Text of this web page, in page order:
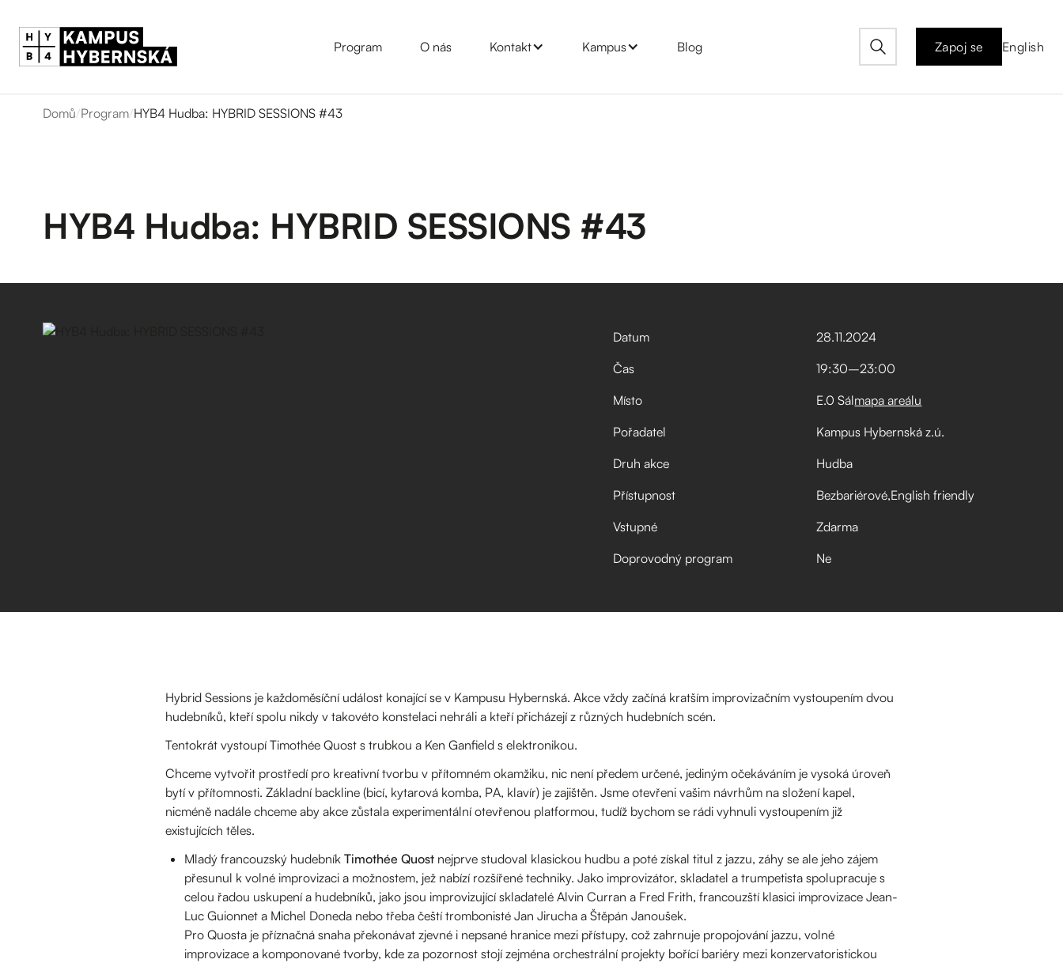
Program O nás Kontakt Kampus Blog Zapoj se English
Domů/Program/HYB4 Hudba: HYBRID SESSIONS #43
HYB4 Hudba: HYBRID SESSIONS #43
Datum 28.11.2024
Čas
19:30–⁠23:00
Místo
E.0 Sálmapa areálu
Pořadatel
Kampus Hybernská z.ú.
Druh akce
Hudba
Přístupnost
Bezbariérové English friendly
Vstupné
Zdarma
Doprovodný program
Ne
Hybrid Sessions je každoměsíční událost konající se v Kampusu Hybernská. Akce vždy začíná kratším improvizačním vystoupením dvou
hudebníků, kteří spolu nikdy v takovéto konstelaci nehráli a kteří přicházejí z různých hudebních scén.
Tentokrát vystoupí Timothée Quost s trubkou a Ken Ganfield s elektronikou.
Chceme vytvořit prostředí pro kreativní tvorbu v přítomném okamžiku, nic není předem určené, jediným očekáváním je vysoká úroveň
bytí v přítomnosti. Základní backline (bicí, kytarová komba, PA, klavír) je zajištěn. Jsme otevřeni vašim návrhům na složení kapel,
nicméně nadále chceme aby akce zůstala experimentální otevřenou platformou, tudíž bychom se rádi vyhnuli vystoupením již
existujících těles.
Mladý francouzský hudebník Timothée Quostnejprve studoval klasickou hudbu a poté získal titul z jazzu, záhy se ale jeho zájem
přesunul k volné improvizaci a možnostem, jež nabízí rozšířené techniky. Jako improvizátor, skladatel a trumpetista spolupracuje s
celou řadou uskupení a hudebníků, jako jsou improvizující skladatelé Alvin Curran a Fred Frith, francouzští klasici improvizace Jean-
Luc Guionnet a Michel Doneda nebo třeba čeští trombonisté Jan Jirucha a Štěpán Janoušek.
Pro Quosta je příznačná snaha překonávat zjevné i nepsané hranice mezi přístupy, což zahrnuje propojování jazzu, volné
improvizace a komponované tvorby, kde za pozornost stojí zejména orchestrální projekty bořící bariéry mezi konzervatoristickou